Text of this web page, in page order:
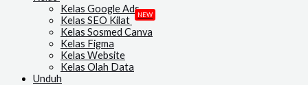
Kelas Google Ads
Kelas SEO Kilat
NEW
Kelas Sosmed Canva
Kelas Figma
Kelas Website
Kelas Olah Data
Unduh